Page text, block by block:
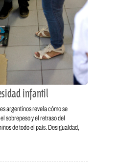
infantil
argentinos revela cómo se
sobrepeso y el retraso del
de todo el país. Desigualdad,